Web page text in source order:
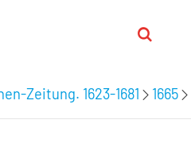
Zeitung. 1623-1681 1665